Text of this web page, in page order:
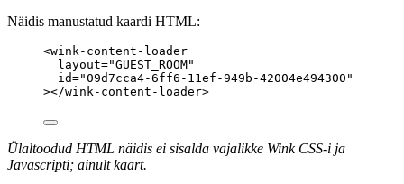
Näidis manustatud kaardi HTML:
<wink-content-loader
layout="GUEST_ROOM"
id="09d7cca4-6ff6-11ef-949b-42004e494300 "
></wink-content-loader>
Ülaltoodud HTML näidis ei sisalda vajalikke Wink CSS-i ja
Javascripti; ainult kaart.